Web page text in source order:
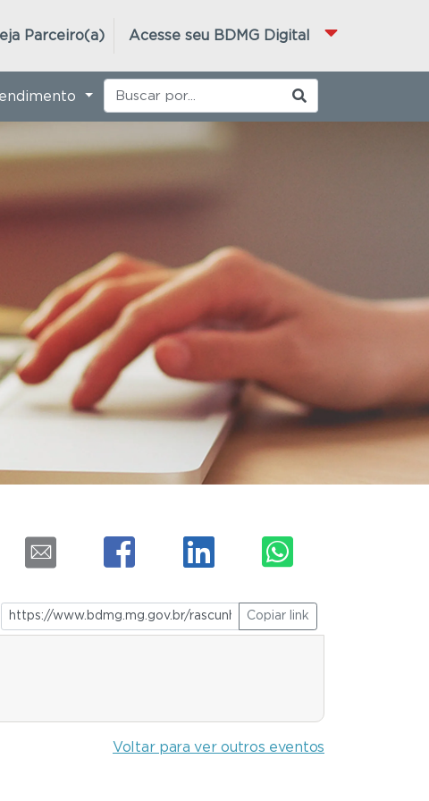
Acesse seu BDMG Digital
Parceiro(a)
Copiar link
Voltar para ver outros eventos